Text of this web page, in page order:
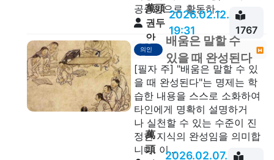
공증인으로 활동하...
萬頭
권두
안
2026.02.12.
19:31
1767
일상
의인
문
배움은 말할 수
있을 때 완성된다
[필자 주] "배움은 말할 수 있
을 때 완성된다"는 명제는 학
습한 내용을 스스로 소화하여
타인에게 명확히 설명하거
나 실천할 수 있는 수준이 진
정한 지식의 완성임을 의미합
니다. 이...
萬
頭
2026.02.07.